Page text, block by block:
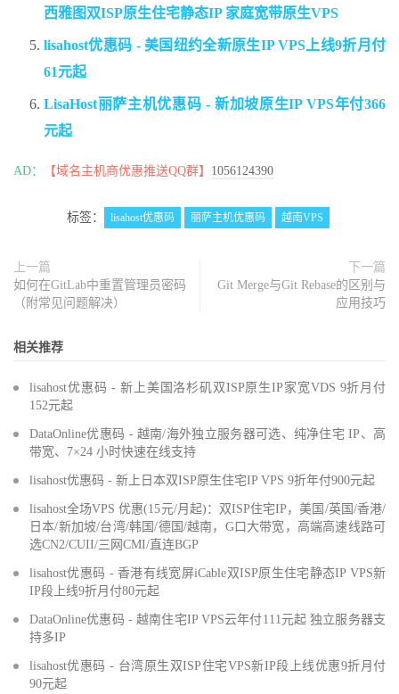
西雅图双ISP原生住宅静态IP 家庭宽带原生VPS
lisahost优惠码 - 美国纽约全新原生IP VPS上线9折月付
61元起
LisaHost丽萨主机优惠码 - 新加坡原生IP VPS年付366
元起
AD： 【域名主机商优惠推送QQ群】 1056124390
标签： lisahost优惠码 丽萨主机优惠码 越南VPS
上一篇
如何在GitLab中重置管理员密码
（附常见问题解决）
下一篇
Git Merge与Git Rebase的区别与
应用技巧
相关推荐
lisahost优惠码 - 新上美国洛杉矶双ISP原生IP家宽VDS 9折月付
152元起
DataOnline优惠码 - 越南/海外独立服务器可选、纯净住宅 IP、高
带宽、7×24 小时快速在线支持
lisahost优惠码 - 新上日本双ISP原生住宅IP VPS 9折年付900元起
lisahost全场VPS 优惠(15元/月起)：双ISP住宅IP，美国/英国/香港/
日本/新加坡/台湾/韩国/德国/越南，G口大带宽，高端高速线路可
选CN2/CUII/三网CMI/直连BGP
lisahost优惠码 - 香港有线宽屏iCable双ISP原生住宅静态IP VPS新
IP段上线9折月付80元起
DataOnline优惠码 - 越南住宅IP VPS云年付111元起 独立服务器支
持多IP
lisahost优惠码 - 台湾原生双ISP住宅VPS新IP段上线优惠9折月付
90元起